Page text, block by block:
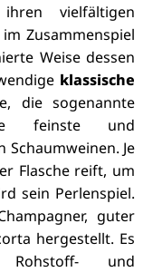
vielfältigen
Zusammenspiel
Weise dessen
klassische
die sogenannte
feinste und
Je
Flasche reift, um
sein Perlenspiel.
guter
hergestellt. Es
und